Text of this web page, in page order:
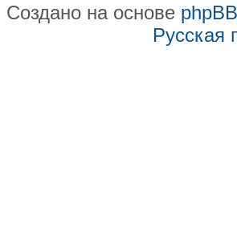
Создано на основе phpBB
Русская